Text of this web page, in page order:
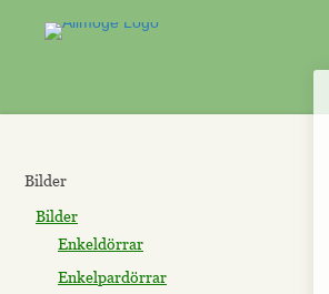
Bilder
Bilder
Enkeldörrar
Enkelpardörrar